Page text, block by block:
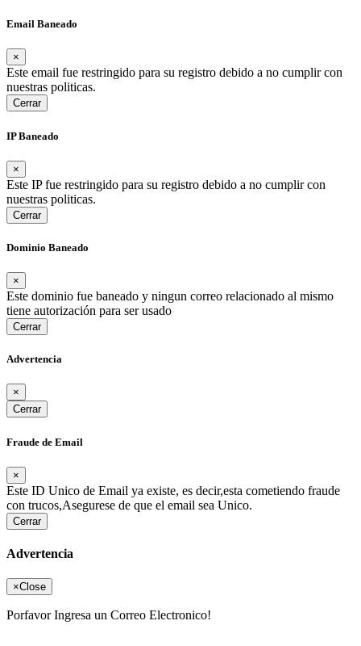
Email Baneado
×
Este email fue restringido para su registro debido a no cumplir con
nuestras politicas.
Cerrar
IP Baneado
×
Este IP fue restringido para su registro debido a no cumplir con
nuestras politicas.
Cerrar
Dominio Baneado
×
Este dominio fue baneado y ningun correo relacionado al mismo
tiene autorización para ser usado
Cerrar
Advertencia
×
Cerrar
Fraude de Email
×
Este ID Unico de Email ya existe, es decir,esta cometiendo fraude
con trucos,Asegurese de que el email sea Unico.
Cerrar
Advertencia
×Close
Porfavor Ingresa un Correo Electronico!